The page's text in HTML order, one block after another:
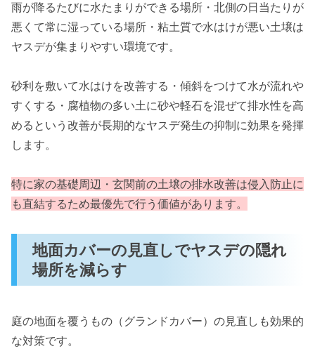
雨が降るたびに水たまりができる場所・北側の日当たりが
悪くて常に湿っている場所・粘土質で水はけが悪い土壌は
ヤスデが集まりやすい環境です。
砂利を敷いて水はけを改善する・傾斜をつけて水が流れや
すくする・腐植物の多い土に砂や軽石を混ぜて排水性を高
めるという改善が長期的なヤスデ発生の抑制に効果を発揮
します。
特に家の基礎周辺・玄関前の土壌の排水改善は侵入防止に
も直結するため最優先で行う価値があります。
地面カバーの見直しでヤスデの隠れ
場所を減らす
庭の地面を覆うもの（グランドカバー）の見直しも効果的
な対策です。